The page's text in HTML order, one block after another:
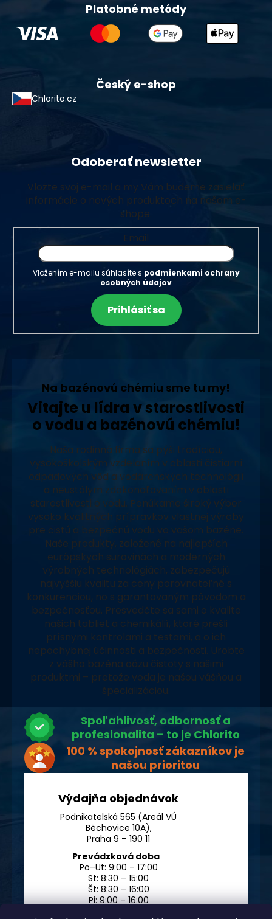
Platobné metódy
Český e-shop
Chlorito.cz
Odoberať newsletter
Vložte svoj e-mail a my Vám budeme zasielať
informácie o nových produktoch na našom e-
shope.
Email
Vložením e-mailu súhlasíte s podmienkami ochrany
osobných údajov
Prihlásiť sa
Na bazénovú chémiu sme tu my!
Vitajte u lídra v starostlivosti
o vodu a bazénovú chémiu!
Naša rodinná firma sa pýši tradíciou,
vysokoškolským vzdelaním v oblasti čistiarní
odpadových vôd a vodárenských technológií
a neustálym zdokonaľovaním v oblasti
starostlivosti o vodu. Ponúkame široký výber
vysoko kvalitných prípravkov vlastnej výroby
pre čistú a bezpečnú vodu vo vašom bazéne.
Naše produkty, založené na najlepších
európskych surovinách a moderných
výrobných technológiách, zabezpečujú
najvyššiu kvalitu za ceny porovnateľné s
konkurenciou, no s garantovaným pôvodom a
bezpečnosťou. Presvedčte sa sami o kvalite
našich tabliet a chemikálií, ktoré prešli
prísnymi kontrolami a testami, a o ich
nepochybnej účinnosti a bezpečnosti. Urobte
z vášho bazéna oázu čistoty s našimi
produktmi – pretože voda je našou vášňou a
špecializáciou.
Spoľahlivosť, odbornosť a
profesionalita – to je Chlorito
100 % spokojnosť zákazníkov je
našou prioritou
Výdajňa objednávok
Podnikatelská 565 (Areál VÚ
Běchovice 10A),
Praha 9 – 190 11
Prevádzková doba
Po–Ut: 9:00 – 17:00
St: 8:30 – 15:00
Št: 8:30 – 16:00
Pi: 9:00 – 16:00